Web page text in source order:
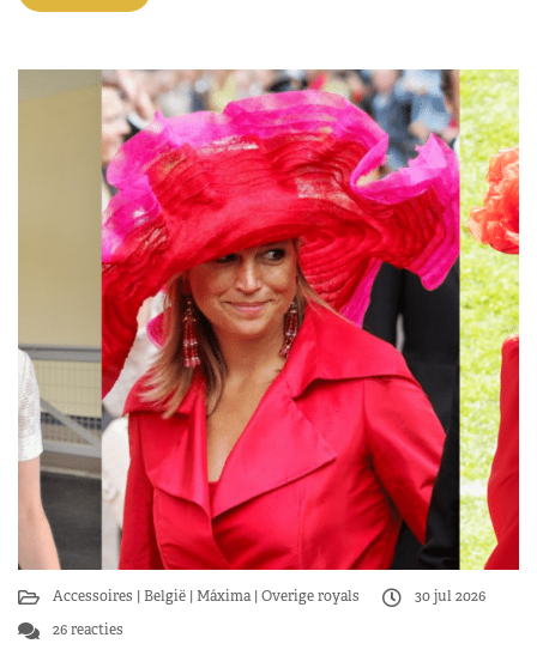
Accessoires België Máxima Overige royals
30 jul 2026
26 reacties